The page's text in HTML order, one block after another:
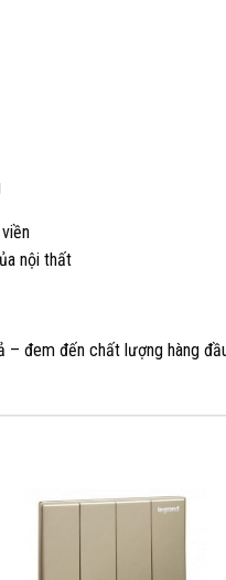
nội thất
đem đến chất lượng hàng